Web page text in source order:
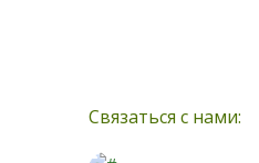
Связаться с нами: